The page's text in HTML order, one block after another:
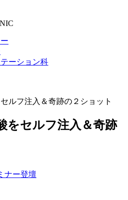
ーション科
ルフ注入＆奇跡の２ショット
をセルフ注入＆奇跡
ナー登壇